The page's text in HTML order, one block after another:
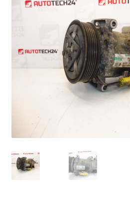
Klageprocedure
Kontakte
Min Konto
Om os